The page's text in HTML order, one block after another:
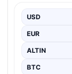
USD
EUR
ALTIN
BTC